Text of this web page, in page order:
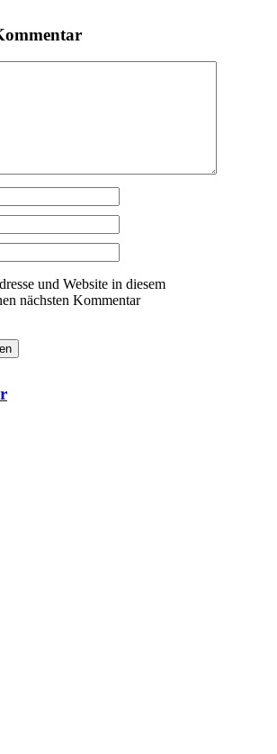
und Website in diesem
nächsten Kommentar